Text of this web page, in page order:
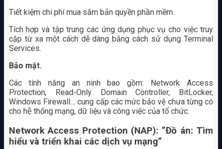
Tiết kiệm chi phí mua sắm bản quyền phần mềm.
Tích hợp và tập trung các ứng dụng phục vụ cho việc truy
cập từ xa một cách dễ dàng bằng cách sử dụng Terminal
Services.
Bảo mật.
Các tính năng an ninh bao gồm: Network Access
Protection, Read-Only Domain Controller, BitLocker,
Windows Firewall… cung cấp các mức bảo vệ chưa từng có
cho hệ thống mạng, dữ liệu và công việc của tổ chức.
Network Access Protection (NAP): “Đồ án: Tìm
hiểu và triển khai các dịch vụ mạng”